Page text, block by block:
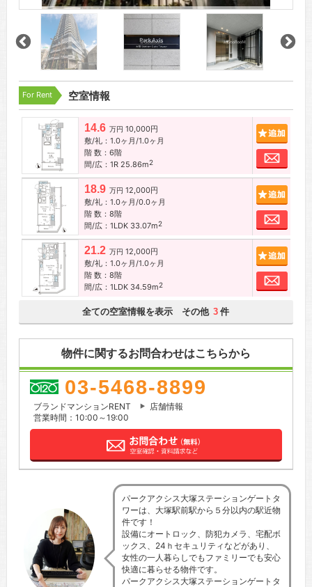
For Rent 空室情報
14.6 万円 10,000円
敷/礼：1.0ヶ月/1.0ヶ月
階 数：6階
間/広：1R 25.86m2
お問
18.9 万円 12,000円
敷/礼：1.0ヶ月/0.0ヶ月
階 数：8階
間/広：1LDK 33.07m2
お問
21.2 万円 12,000円
敷/礼：1.0ヶ月/1.0ヶ月
階 数：8階
間/広：1LDK 34.59m2
お問
全ての空室情報を表示 その他 3 件
物件に関するお問合わせはこちらから
03-5468-8899
ブランドマンションRENT
店舗情報
営業時間：10:00～19:00
パークアクシス大塚ステーションゲートタ
ワーは、大塚駅前駅から５分以内の駅近物
件です！
設備にオートロック、防犯カメラ、宅配ボ
ックス、24ｈセキュリティなどがあり、
女性の一人暮らしでもファミリーでも安心
快適に暮らせる物件です。
パークアクシス大塚ステーションゲートタ